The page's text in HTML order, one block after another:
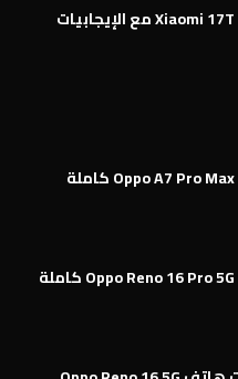
مواصفات هاتف Xiaomi 17T مع الإيجابيات